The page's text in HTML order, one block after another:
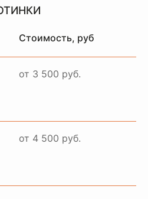
Стоимость, руб
от 3 500 руб.
от 4 500 руб.